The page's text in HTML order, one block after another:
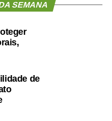
SEMANA
de